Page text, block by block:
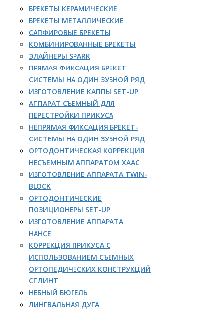
БРЕКЕТЫ КЕРАМИЧЕСКИЕ
БРЕКЕТЫ МЕТАЛЛИЧЕСКИЕ
САПФИРОВЫЕ БРЕКЕТЫ
КОМБИНИРОВАННЫЕ БРЕКЕТЫ
ЭЛАЙНЕРЫ SPARK
ПРЯМАЯ ФИКСАЦИЯ БРЕКЕТ
СИСТЕМЫ НА ОДИН ЗУБНОЙ РЯД
ИЗГОТОВЛЕНИЕ КАППЫ SET-UP
АППАРАТ СЪЕМНЫЙ ДЛЯ
ПЕРЕСТРОЙКИ ПРИКУСА
НЕПРЯМАЯ ФИКСАЦИЯ БРЕКЕТ-
СИСТЕМЫ НА ОДИН ЗУБНОЙ РЯД
ОРТОДОНТИЧЕСКАЯ КОРРЕКЦИЯ
НЕСЪЕМНЫМ АППАРАТОМ ХААС
ИЗГОТОВЛЕНИЕ АППАРАТА TWIN-
BLOCK
ОРТОДОНТИЧЕСКИЕ
ПОЗИЦИОНЕРЫ SET-UP
ИЗГОТОВЛЕНИЕ АППАРАТА
НАНСЕ
КОРРЕКЦИЯ ПРИКУСА С
ИСПОЛЬЗОВАНИЕМ СЪЕМНЫХ
ОРТОПЕДИЧЕСКИХ КОНСТРУКЦИЙ
СПЛИНТ
НЕБНЫЙ БЮГЕЛЬ
ЛИНГВАЛЬНАЯ ДУГА